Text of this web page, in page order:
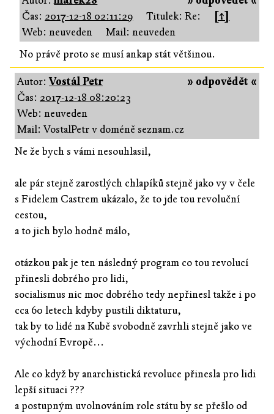
Čas: 2017-12-18 02:11:29 Titulek: Re:
[↑]
Web: neuveden
Mail: neuveden
No právě proto se musí ankap stát většinou.
» odpovědět «
Autor:Vostál Petr
Čas: 2017-12-18 08:20:23
Web: neuveden
Mail: VostalPetr v doméně seznam.cz
Ne že bych s vámi nesouhlasil,
ale pár stejně zarostlých chlapíků stejně jako vy v čele
s Fidelem Castrem ukázalo, že to jde tou revoluční
cestou,
a to jich bylo hodně málo,
otázkou pak je ten následný program co tou revolucí
přinesli dobrého pro lidi,
socialismus nic moc dobrého tedy nepřinesl takže i po
cca 60 letech kdyby pustili diktaturu,
tak by to lidé na Kubě svobodně zavrhli stejně jako ve
východní Evropě...
Ale co když by anarchistická revoluce přinesla pro lidi
lepší situaci ???
a postupným uvolnováním role státu by se přešlo od